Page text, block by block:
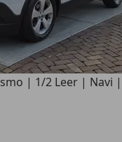
| 1/2 Leer | Navi